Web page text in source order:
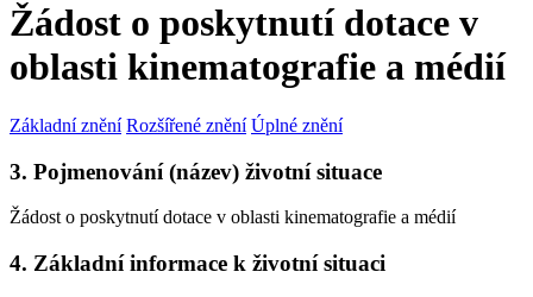
Žádost o poskytnutí dotace v
oblasti kinematografie a médií
Základní znění Rozšířené znění Úplné znění
3. Pojmenování (název) životní situace
Žádost o poskytnutí dotace v oblasti kinematografie a médií
4. Základní informace k životní situaci